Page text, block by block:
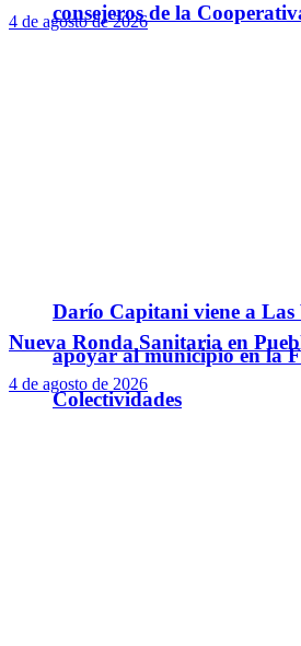
consejeros de la
Darío Capitani viene a Las
apoyar al municipio en la
Colectividades
4 de agosto de 2026
Nueva Ronda Sanitaria en
4 de agosto de 2026